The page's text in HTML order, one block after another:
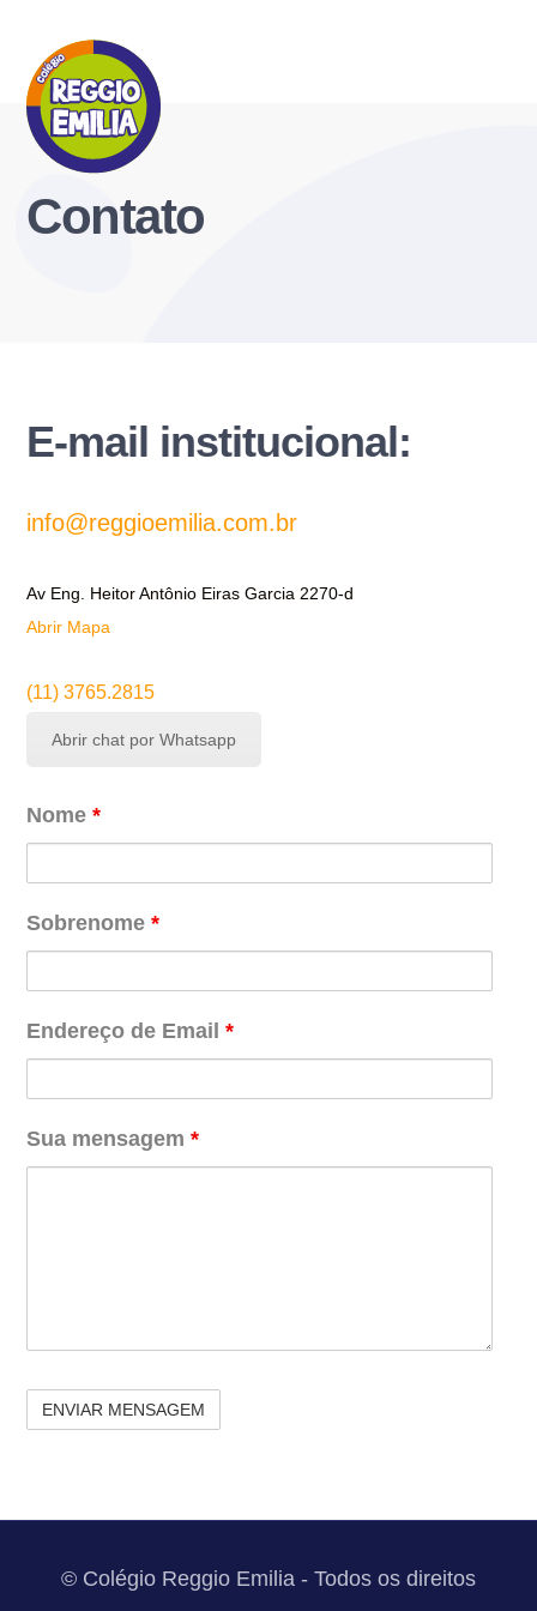
Contato
E-mail institucional:
info@reggioemilia.com.br
Av Eng. Heitor Antônio Eiras Garcia 2270-d
Abrir Mapa
(11) 3765.2815
Abrir chat por Whatsapp
Nome*
Sobrenome*
Endereço de Email*
Sua mensagem*
recaptcha
© Colégio Reggio Emilia - Todos os direitos